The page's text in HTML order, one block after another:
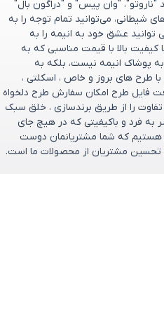
"وان پیس" و "دراگون بال"
شیطانی، می‌توانید تمام توجه را به
توانید عشق خود به انیمه را به
بالا با قیمت مناسبی که به
پوشاک انیمه نیست، بلکه به
طرح های بروز و خاص ، اسکلتی ،
فایل طرح امکان سفارش طرح دلخواه
را از طریق برندسازی ، خلق سبک
فرد و باکیفیتی که در هیچ جای
هستیم که شما مشتریانمان دوست
شادی و رضایت ما، تحسین مشتریان از محصولات ما است.